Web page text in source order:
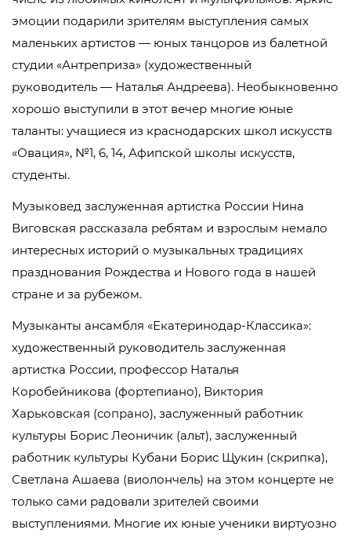
эмоции подарили зрителям выступления самых
маленьких артистов — юных танцоров из балетной
студии «Антреприза» (художественный
руководитель — Наталья Андреева). Необыкновенно
хорошо выступили в этот вечер многие юные
таланты: учащиеся из краснодарских школ искусств
«Овация», №1, 6, 14, Афипской школы искусств,
студенты.
Музыковед заслуженная артистка России Нина
Виговская рассказала ребятам и взрослым немало
интересных историй о музыкальных традициях
празднования Рождества и Нового года в нашей
стране и за рубежом.
Музыканты ансамбля «Екатеринодар-Классика»:
художественный руководитель заслуженная
артистка России, профессор Наталья
Коробейникова (фортепиано), Виктория
Харьковская (сопрано), заслуженный работник
культуры Борис Леоничик (альт), заслуженный
работник культуры Кубани Борис Щукин (скрипка),
Светлана Ашаева (виолончель) на этом концерте не
только сами радовали зрителей своими
выступлениями. Многие их юные ученики виртуозно